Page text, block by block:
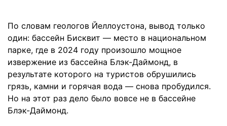
По словам геологов Йеллоустона, вывод только
один: бассейн Бисквит — место в национальном
парке, где в 2024 году произошло мощное
извержение из бассейна Блэк-Даймонд, в
результате которого на туристов обрушились
грязь, камни и горячая вода — снова пробудился.
Но на этот раз дело было вовсе не в бассейне
Блэк-Даймонд.